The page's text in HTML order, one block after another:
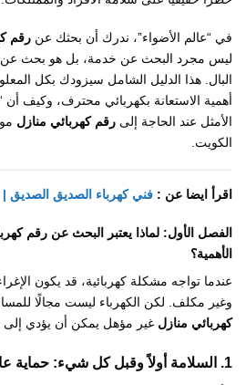
في “عالم الأضواء”، ندرك أن بحثك عن رقم
ليس مجرد البحث عن خدمة، بل هو بحث عن
البال. هذا الدليل الشامل سيزودك بكل
أهمية الاستعانة بكهربائي محترف، وكيف أن
الأمثل عند الحاجة إلى رقم كهربائي منازل
الكويت.
اقرأ ايضا عن : فني كهرباء الصديق الصديق | اتصل
الفصل الأول: لماذا يعتبر البحث عن رقم
الأهمية؟
عندما تواجه مشكلة كهربائية، قد يكون
وغير مكلف. لكن الكهرباء ليست مجالًا
كهربائي منازل غير مؤهل يمكن أن يؤدي إلى
1. السلامة أولاً وقبل كل شيء: حماية عائلتك وممتلكاتك